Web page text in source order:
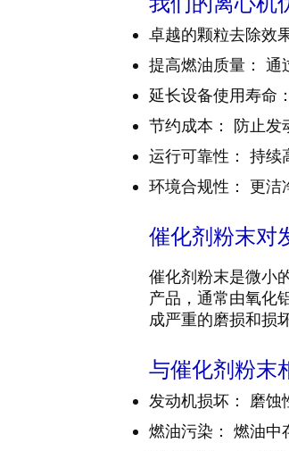
卓越的颗粒去除效
提高燃油质量： 通
延长设备使用寿命
节约成本： 防止发
运行可靠性： 持续
环境合规性： 更洁
催化剂粉末对
催化剂粉末是微小
产品，通常由氧化
成严重的磨损和损坏
与催化剂粉末
发动机损坏： 磨蚀
燃油污染： 燃油中